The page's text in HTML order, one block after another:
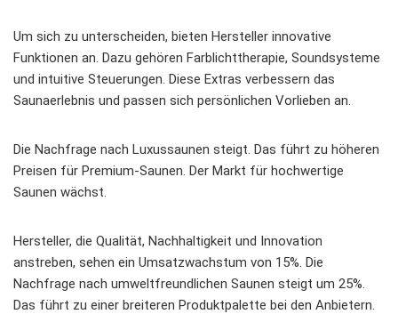
Um sich zu unterscheiden, bieten Hersteller innovative
Funktionen an. Dazu gehören Farblichttherapie, Soundsysteme
und intuitive Steuerungen. Diese Extras verbessern das
Saunaerlebnis und passen sich persönlichen Vorlieben an.
Die Nachfrage nach Luxussaunen steigt. Das führt zu höheren
Preisen für Premium-Saunen. Der Markt für hochwertige
Saunen wächst.
Hersteller, die Qualität, Nachhaltigkeit und Innovation
anstreben, sehen ein Umsatzwachstum von 15%. Die
Nachfrage nach umweltfreundlichen Saunen steigt um 25%.
Das führt zu einer breiteren Produktpalette bei den Anbietern.